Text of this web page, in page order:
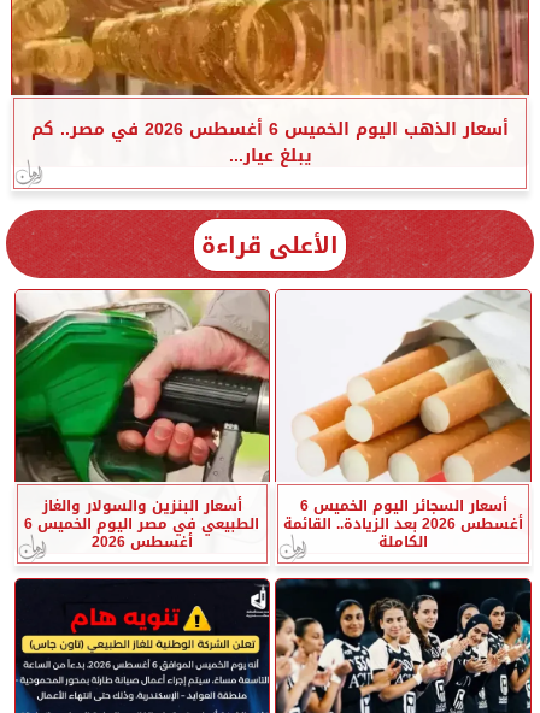
أسعار الذهب اليوم الخميس 6 أغسطس 2026 في مصر.. كم
يبلغ عيار...
الأعلى قراءة
أسعار السجائر اليوم الخميس 6
أغسطس 2026 بعد الزيادة.. القائمة
الكاملة
أسعار البنزين والسولار والغاز
الطبيعي في مصر اليوم الخميس 6
أغسطس 2026